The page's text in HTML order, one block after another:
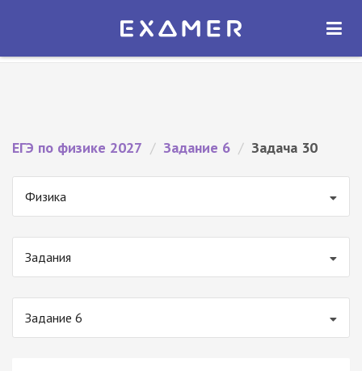
Экзамер — ЕГЭ 2027
ОТКРЫТЬ
ЕГЭ по физике 2027 / Задание 6 / Задача 30
Физика
Задания
Задание 6